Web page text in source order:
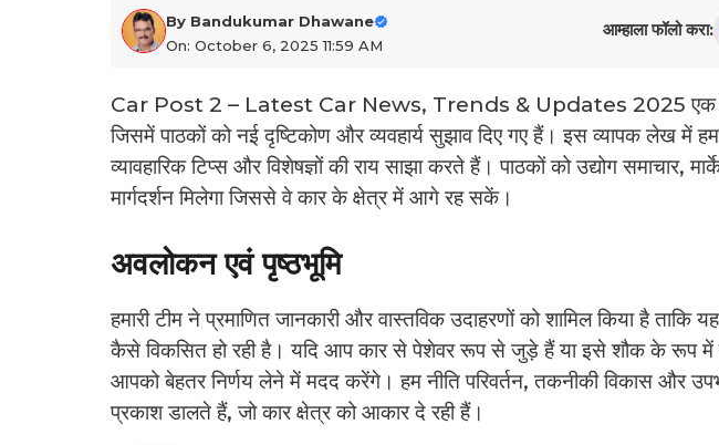
By Bandukumar Dhawane
On: October 6, 2025 11:59 AM
आम्हाला फॉलो करा:
Car Post 2 – Latest Car News, Trends & Updates 2025 एक
जिसमें पाठकों को नई दृष्टिकोण और व्यवहार्य सुझाव दिए गए हैं। इस व्यापक लेख में
व्यावहारिक टिप्स और विशेषज्ञों की राय साझा करते हैं। पाठकों को उद्योग समाचार,
मार्गदर्शन मिलेगा जिससे वे कार के क्षेत्र में आगे रह सकें।
अवलोकन एवं पृष्ठभूमि
हमारी टीम ने प्रमाणित जानकारी और वास्तविक उदाहरणों को शामिल किया है ताकि
कैसे विकसित हो रही है। यदि आप कार से पेशेवर रूप से जुड़े हैं या इसे शौक के रूप में
आपको बेहतर निर्णय लेने में मदद करेंगे। हम नीति परिवर्तन, तकनीकी विकास और
प्रकाश डालते हैं, जो कार क्षेत्र को आकार दे रही हैं।